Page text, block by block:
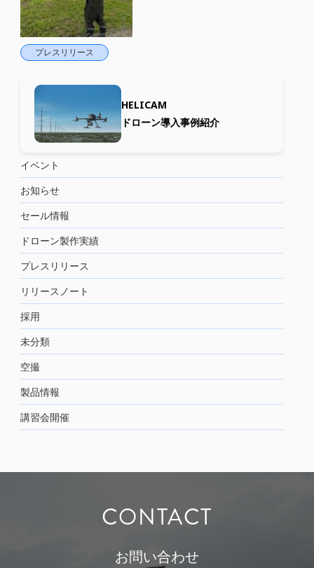
プレスリリース
HELICAM
ドローン導入事例紹介
イベント
お知らせ
セール情報
ドローン製作実績
プレスリリース
リリースノート
採用
未分類
空撮
製品情報
講習会開催
CONTACT
お問い合わせ